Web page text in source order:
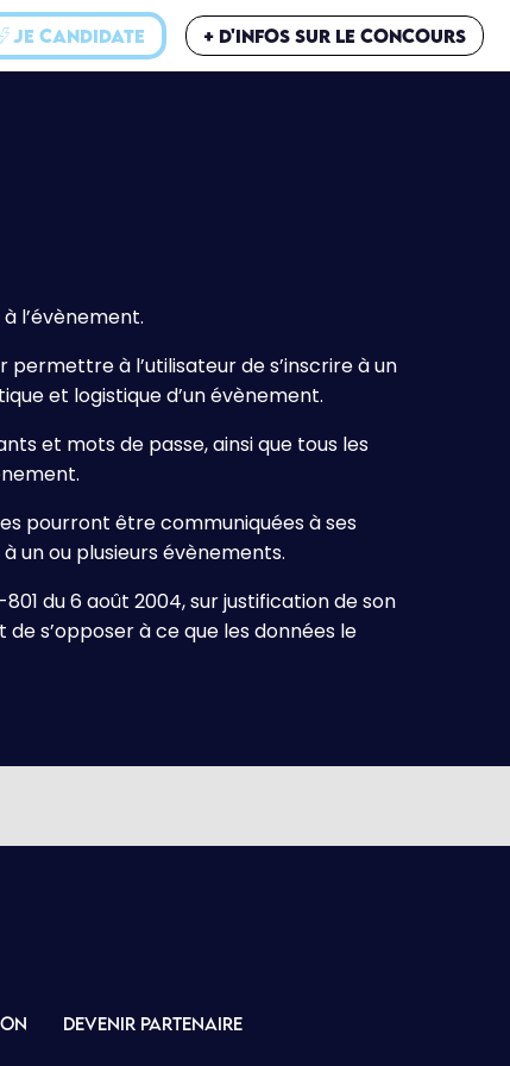
JE CANDIDATE + d'infos sur le CONCOURS
l’évènement.
à l’utilisateur de s’inscrire à un
et logistique d’un évènement.
et mots de passe, ainsi que tous les
pourront être communiquées à ses
un ou plusieurs évènements.
du 6 août 2004, sur justification de son
s’opposer à ce que les données le
Devenir partenaire